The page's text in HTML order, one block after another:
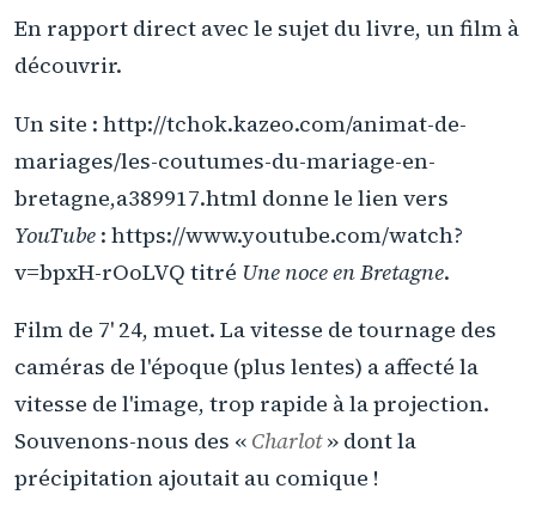
En rapport direct avec le sujet du livre, un film à
découvrir.
Un site : http://tchok.kazeo.com/animat-de-
mariages/les-coutumes-du-mariage-en-
bretagne,a389917.html donne le lien vers
YouTube : https://www.youtube.com/watch?
v=bpxH-rOoLVQ titré Une noce en Bretagne.
Film de 7' 24, muet. La vitesse de tournage des
caméras de l'époque (plus lentes) a affecté la
vitesse de l'image, trop rapide à la projection.
Souvenons-nous des « Charlot» dont la
précipitation ajoutait au comique !